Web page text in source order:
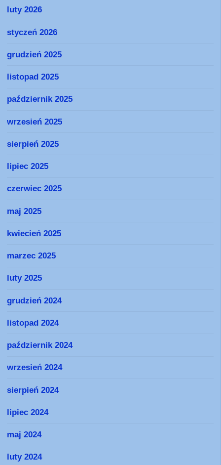
luty 2026
styczeń 2026
grudzień 2025
listopad 2025
październik 2025
wrzesień 2025
sierpień 2025
lipiec 2025
czerwiec 2025
maj 2025
kwiecień 2025
marzec 2025
luty 2025
grudzień 2024
listopad 2024
październik 2024
wrzesień 2024
sierpień 2024
lipiec 2024
maj 2024
luty 2024